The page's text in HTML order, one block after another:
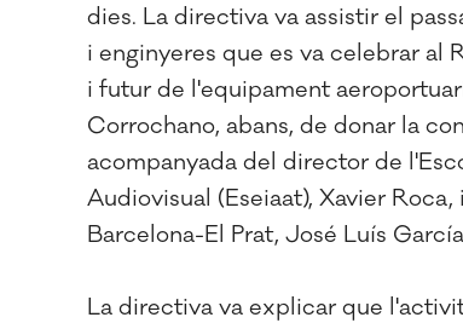
dies. La directiva va assistir el
i enginyeres que es va celebrar al
i futur de l'equipament
Corrochano, abans, de donar la
acompanyada del director de
Audiovisual (Eseiaat), Xavier
Barcelona-El Prat, José Luís
La directiva va explicar que